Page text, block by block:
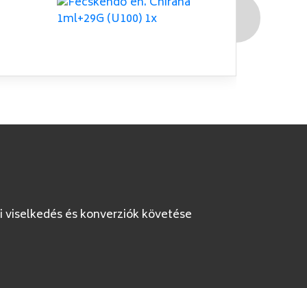
viselkedés és konverziók követése